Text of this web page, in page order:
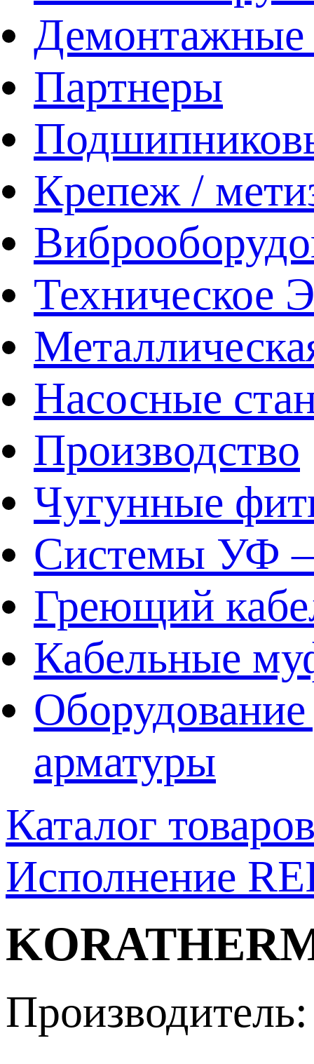
Демонтажные
Партнеры
Крепеж /
Техническое
Насосные
Производство
Чугунные
Системы УФ –
Греющий
Кабельные
арматуры
Каталог
Исполнение
Производитель: